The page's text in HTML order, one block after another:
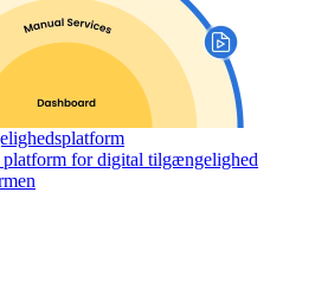
platform for digital tilgængelighed